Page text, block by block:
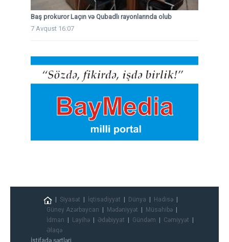
Baş prokuror Laçın və Qubadlı rayonlarında olub
7 Avqust 16:07
Siyasət İqtisadiyyat Dünya
Hadisə
Güney Azərbaycan
Mədəniyyət
Müsahibə
İdman
Layihə Ədəbiyyat Gündəm
Cəmiyyət
Əlaqə